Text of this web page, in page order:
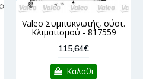
Valeo Συμπυκνωτής, σύστ.
Κλιματισμού - 817559
115,64€
Καλαθι